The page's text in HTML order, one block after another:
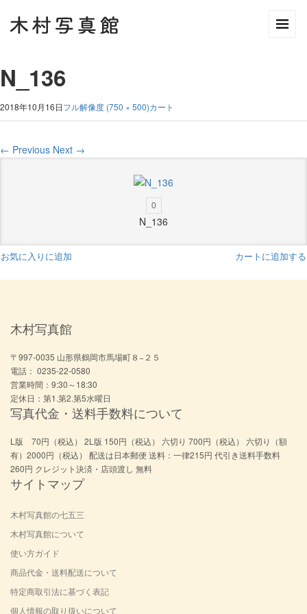
N_136
2018年10月16日フル解像度 (750 × 500)カート
← Previous Next →
0
N_136
お気に入りに追加 カートに追加する
木村写真館
〒997-0035 山形県鶴岡市馬場町８−２５
電話： 0235-22-0580
営業時間：9:30～18:30
定休日：第1.第2.第5水曜日
写真代金・送料手数料について
L版 70円（税込） 2L版 150円（税込） 六切り 700円（税込） 六切り（額
有）2000円（税込） 配送は日本郵便 送料：一律215円 代引き送料手数料
260円 クレジット決済・店頭渡し 無料
サイトマップ
木村写真館の七五三
木村写真館について
使い方ガイド
商品代金・送料配送について
特定商取引法に基づく表記
個人情報の取り扱いについて